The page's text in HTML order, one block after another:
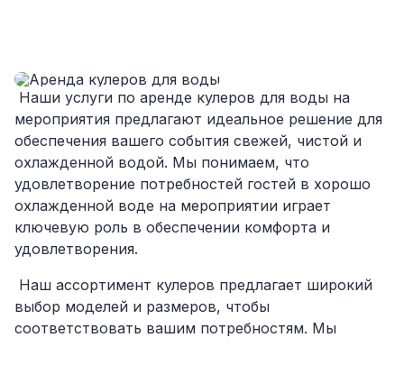
Наши услуги по аренде кулеров для воды на
мероприятия предлагают идеальное решение для
обеспечения вашего события свежей, чистой и
охлажденной водой. Мы понимаем, что
удовлетворение потребностей гостей в хорошо
охлажденной воде на мероприятии играет
ключевую роль в обеспечении комфорта и
удовлетворения.
Наш ассортимент кулеров предлагает широкий
выбор моделей и размеров, чтобы
соответствовать вашим потребностям. Мы